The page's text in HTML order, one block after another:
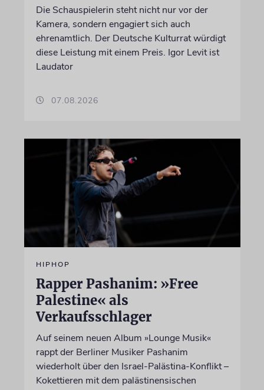
Die Schauspielerin steht nicht nur vor der
Kamera, sondern engagiert sich auch
ehrenamtlich. Der Deutsche Kulturrat würdigt
diese Leistung mit einem Preis. Igor Levit ist
Laudator
07.08.2026
HIPHOP
Rapper Pashanim: »Free
Palestine« als
Verkaufsschlager
Auf seinem neuen Album »Lounge Musik«
rappt der Berliner Musiker Pashanim
wiederholt über den Israel-Palästina-Konflikt –
Kokettieren mit dem palästinensischen